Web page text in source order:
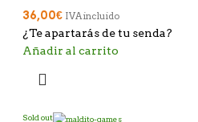
36,00€ IVA incluido
¿Te apartarás de tu senda?
Añadir al carrito
Sold out